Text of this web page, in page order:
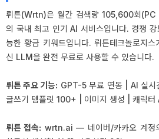
뤼튼(Wrtn)은 월간 검색량 105,600회
의 국내 최고 인기 AI 서비스입니다. 경쟁
능한 황금 키워드입니다. 뤼튼테크놀로지
신 LLM을 완전 무료로 사용할 수 있습니다.
뤼튼 주요 기능: GPT-5 무료 연동 | AI 실시
글쓰기 템플릿 100+ | 이미지 생성 | 캐릭터
뤼튼 접속: wrtn.ai — 네이버/카카오 계정